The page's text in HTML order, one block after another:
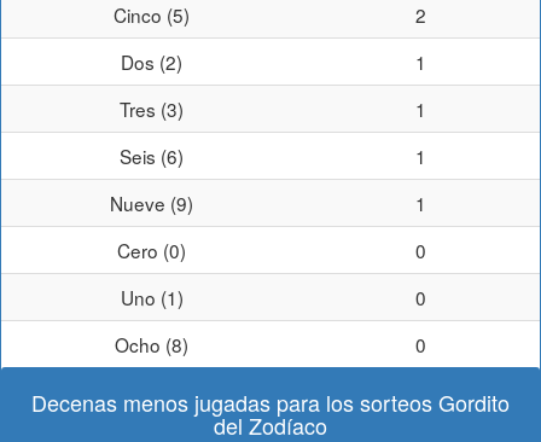
Cinco (5)
2
Dos (2)
1
Tres (3)
1
Seis (6)
1
Nueve (9)
1
Cero (0)
0
Uno (1)
0
Ocho (8)
0
Decenas menos jugadas para los sorteos Gordito
del Zodíaco